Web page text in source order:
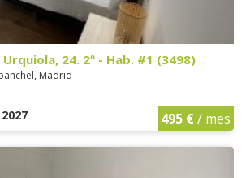
24. 2º - Hab. #1 (3498)
Madrid
495 €/ mes